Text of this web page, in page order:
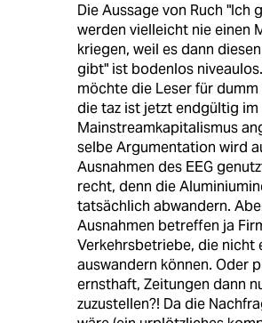
Die Aussage von Ruch "Ich
werden vielleicht nie einen
kriegen, weil es dann
gibt" ist bodenlos
möchte die Leser für
die taz ist jetzt endgültig im
Mainstreamkapitalismus
selbe Argumentation wird
Ausnahmen des EEG
recht, denn die
tatsächlich abwandern.
Ausnahmen betreffen ja
Verkehrsbetriebe, die nicht
auswandern können. Oder
ernsthaft, Zeitungen dann
zuzustellen?! Da die